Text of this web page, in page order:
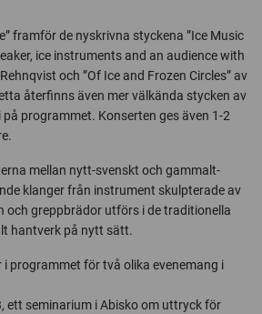
framför de nyskrivna styckena ”Ice Music
ice instruments and an audience with
och ”Of Ice and Frozen Circles” av
återfinns även mer välkända stycken av
programmet. Konserten ges även 1-2
mellan nytt-svenskt och gammalt-
klanger från instrument skulpterade av
och greppbrädor utförs i de traditionella
hantverk på nytt sätt.
programmet för två olika evenemang i
ett seminarium i Abisko om uttryck för